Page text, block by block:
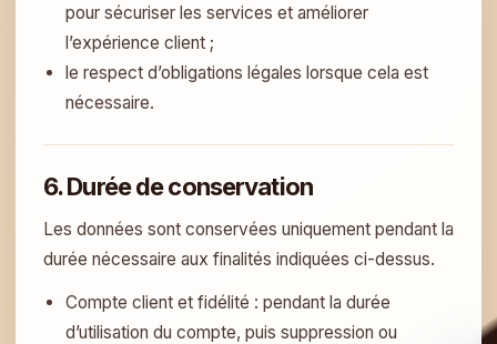
pour sécuriser les services et améliorer
l’expérience client ;
le respect d’obligations légales lorsque cela est
nécessaire.
6. Durée de conservation
Les données sont conservées uniquement pendant la
durée nécessaire aux finalités indiquées ci-dessus.
Compte client et fidélité : pendant la durée
d’utilisation du compte, puis suppression ou